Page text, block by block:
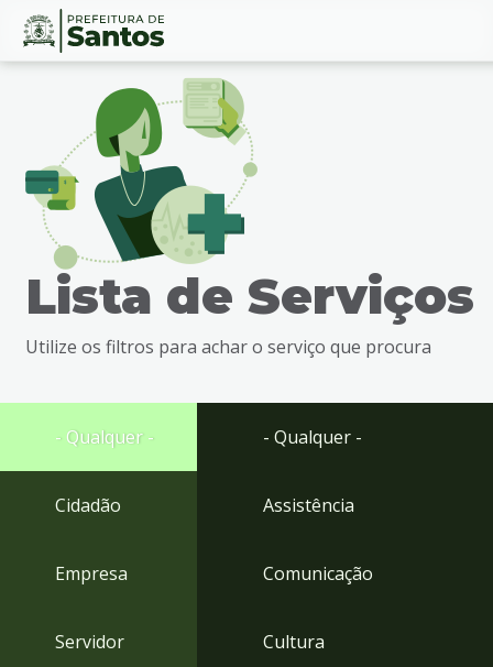
Ir
busca
Ir
rodapé
Conteúdo
Lista de Serviços
Utilize os filtros para achar o serviço que procura
- Qualquer -
Cidadão
Empresa
Servidor
- Qualquer -
Assistência
Comunicação
Cultura